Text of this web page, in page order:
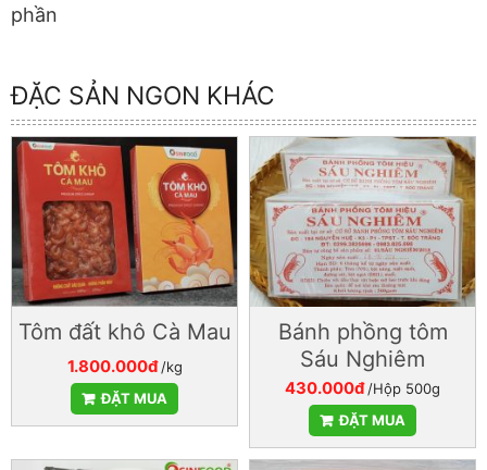
phần
ĐẶC SẢN NGON KHÁC
Tôm đất khô Cà Mau
1.800.000đ /kg
ĐẶT MUA
Bánh phồng tôm
Sáu Nghiêm
430.000đ /Hộp 500g
ĐẶT MUA